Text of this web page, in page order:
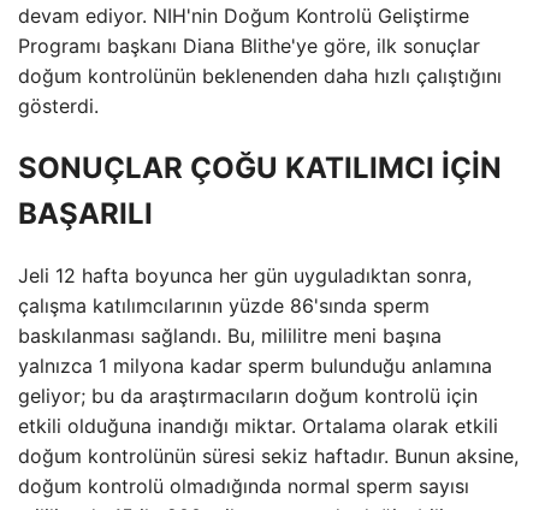
devam ediyor. NIH'nin Doğum Kontrolü Geliştirme
Programı başkanı Diana Blithe'ye göre, ilk sonuçlar
doğum kontrolünün beklenenden daha hızlı çalıştığını
gösterdi.
SONUÇLAR ÇOĞU KATILIMCI İÇİN
BAŞARILI
Jeli 12 hafta boyunca her gün uyguladıktan sonra,
çalışma katılımcılarının yüzde 86'sında sperm
baskılanması sağlandı. Bu, mililitre meni başına
yalnızca 1 milyona kadar sperm bulunduğu anlamına
geliyor; bu da araştırmacıların doğum kontrolü için
etkili olduğuna inandığı miktar. Ortalama olarak etkili
doğum kontrolünün süresi sekiz haftadır. Bunun aksine,
doğum kontrolü olmadığında normal sperm sayısı